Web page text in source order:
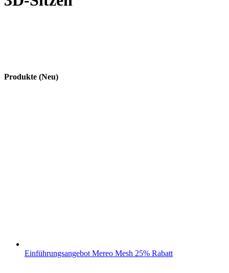
Produkte (Neu)
Einführungsangebot Mereo Mesh 25% Rabatt